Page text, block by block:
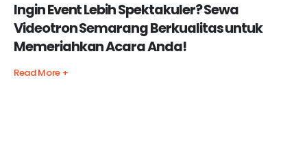
Ingin Event Lebih Spektakuler? Sewa
Videotron Semarang Berkualitas untuk
Memeriahkan Acara Anda!
Read More +